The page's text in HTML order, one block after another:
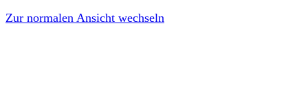
Zur normalen Ansicht wechseln